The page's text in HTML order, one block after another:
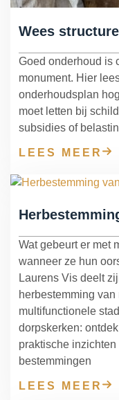
Wees
Goed onderhoud is
monument. Hier
onderhoudsplan
moet letten bij
subsidies of
LEES MEER
Wat gebeurt er met
wanneer ze hun
Laurens Vis deelt
herbestemming
multifunctionele
dorpskerken:
praktische
bestemmingen
LEES MEER